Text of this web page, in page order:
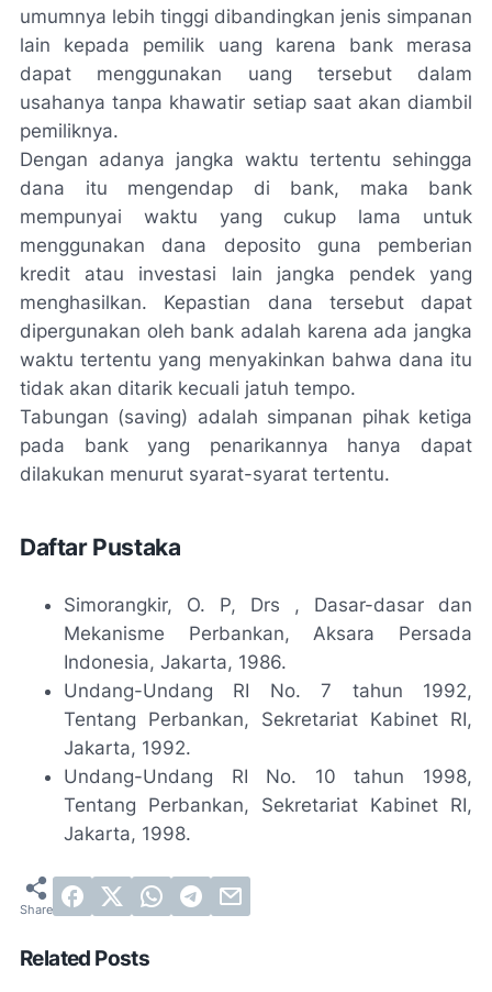
umumnya lebih tinggi dibandingkan jenis simpanan
lain kepada pemilik uang karena bank merasa
dapat menggunakan uang tersebut dalam
usahanya tanpa khawatir setiap saat akan diambil
pemiliknya.
Dengan adanya jangka waktu tertentu sehingga
dana itu mengendap di bank, maka bank
mempunyai waktu yang cukup lama untuk
menggunakan dana deposito guna pemberian
kredit atau investasi lain jangka pendek yang
menghasilkan. Kepastian dana tersebut dapat
dipergunakan oleh bank adalah karena ada jangka
waktu tertentu yang menyakinkan bahwa dana itu
tidak akan ditarik kecuali jatuh tempo.
Tabungan (saving) adalah simpanan pihak ketiga
pada bank yang penarikannya hanya dapat
dilakukan menurut syarat-syarat tertentu.
Daftar Pustaka
Simorangkir, O. P, Drs , Dasar-dasar dan
Mekanisme Perbankan, Aksara Persada
Indonesia, Jakarta, 1986.
Undang-Undang RI No. 7 tahun 1992,
Tentang Perbankan, Sekretariat Kabinet RI,
Jakarta, 1992.
Undang-Undang RI No. 10 tahun 1998,
Tentang Perbankan, Sekretariat Kabinet RI,
Jakarta, 1998.
Related Posts